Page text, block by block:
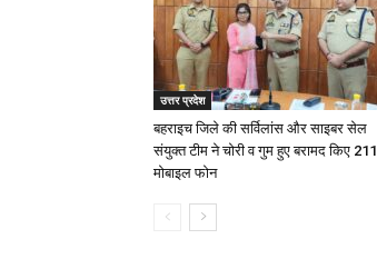
उत्तर प्रदेश
बहराइच जिले की सर्विलांस और साइबर सेल
संयुक्त टीम ने चोरी व गुम हुए बरामद किए 211
मोबाइल फोन